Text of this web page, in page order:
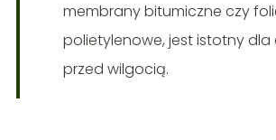
membrany bitumiczne czy
polietylenowe, jest istotny
przed wilgocią.